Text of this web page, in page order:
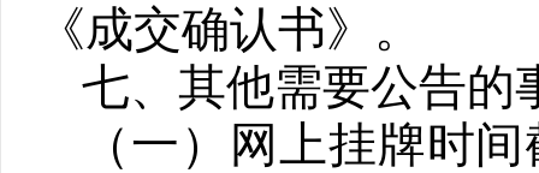
《成交确认书》。
七、其他需要公告的
（一）网上挂牌时